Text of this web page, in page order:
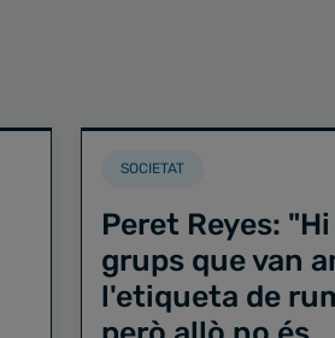
SOCIETAT
Peret Reyes:
grups que van
l'etiqueta de